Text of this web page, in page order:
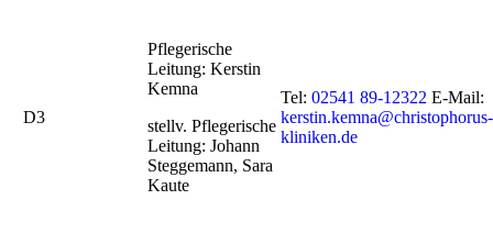
D3
Pflegerische
Leitung: Kerstin
Kemna
stellv. Pflegerische
Leitung: Johann
Steggemann, Sara
Kaute
Tel: 02541 89-12322 E-Mail:
kerstin.kemna@christophorus-
kliniken.de